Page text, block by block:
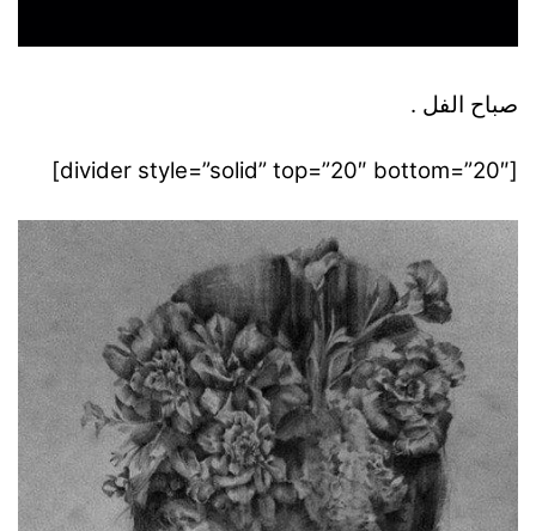
صباح الفل .
[divider style=”solid” top=”20″ bottom=”20″]